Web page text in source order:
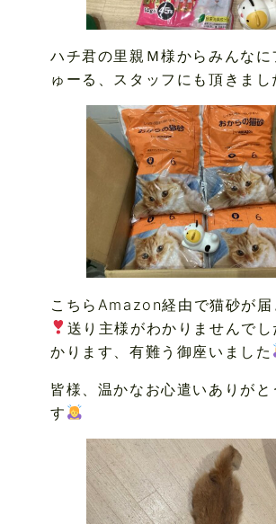
ハチ君の里親Ｍ様からみんなに
ゅーる、スタッフにも頂きまし
こちらAmazon経由で猫砂が届
送り主様がわかりませんでし
かります、有難う御座いました
皆様、温かなお心遣いありがと
す